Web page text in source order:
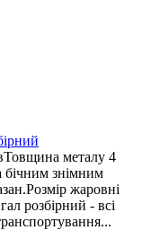
металу 4
знімним
жаровні
розбірний - всі